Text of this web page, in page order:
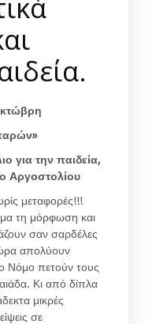
για την παιδεία,
Αργοστολίου
μεταφορές!!!
τη μόρφωση και
σαν σαρδέλες
απολύουν
Νόμο πετούν τους
Κι από δίπλα
μικρές
σε